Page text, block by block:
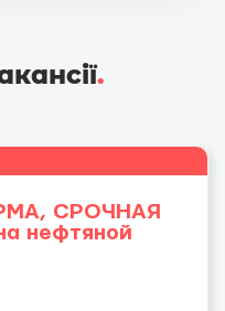
.
СРОЧНАЯ
нефтяной